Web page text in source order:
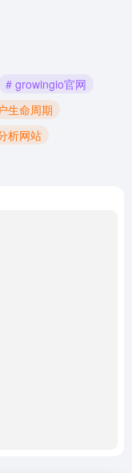
# growingio官网
生命周期
析网站